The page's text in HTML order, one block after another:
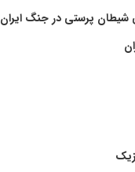
پرستی در جنگ ایران